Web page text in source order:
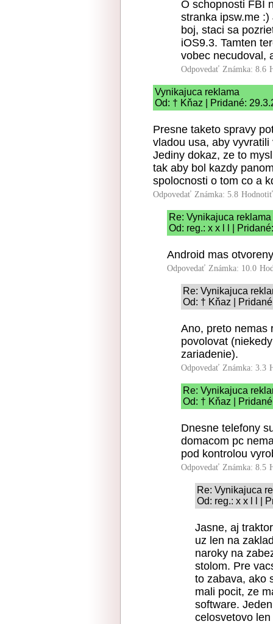
O schopnosti FBI
stranka ipsw.me
boj, staci sa
iOS9.3. Tamten
vobec necudoval,
Odpovedať Známka: 8.6
Vynikajuca reklama
Od: † Kňaz | Pridané:
Presne taketo spravy
vladou usa, aby
Jediny dokaz, ze to
tak aby bol kazdy
spolocnosti o tom co a
Odpovedať Známka: 5.8
Re: Vynikajuca reklama
Od: reg.: x x l l |
Android mas
Odpovedať Známka: 10.0
Re: Vynikajuca
Od: † Kňaz |
Ano, preto nemas
povolovat
zariadenie).
Odpovedať Známka: 3.3
Re: Vynikajuca
Od: † Kňaz |
Dnesne telefony
domacom pc
pod kontrolou
Odpovedať Známka: 8.5
Re: Vynikajuca
Od: reg.: x x l l |
Jasne, aj
uz len na
naroky na
stolom. Pre
to zabava, ako
mali pocit, ze
software.
celosvetovo